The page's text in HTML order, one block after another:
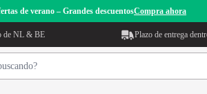
de verano – Grandes descuentosCompra ahora
de NL & BE Plazo de entrega